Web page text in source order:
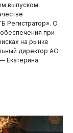
выпуском
Регистратор». О
при
на рынке
директор АО
Екатерина